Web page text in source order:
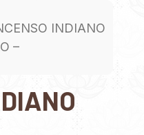
INDIANO
–